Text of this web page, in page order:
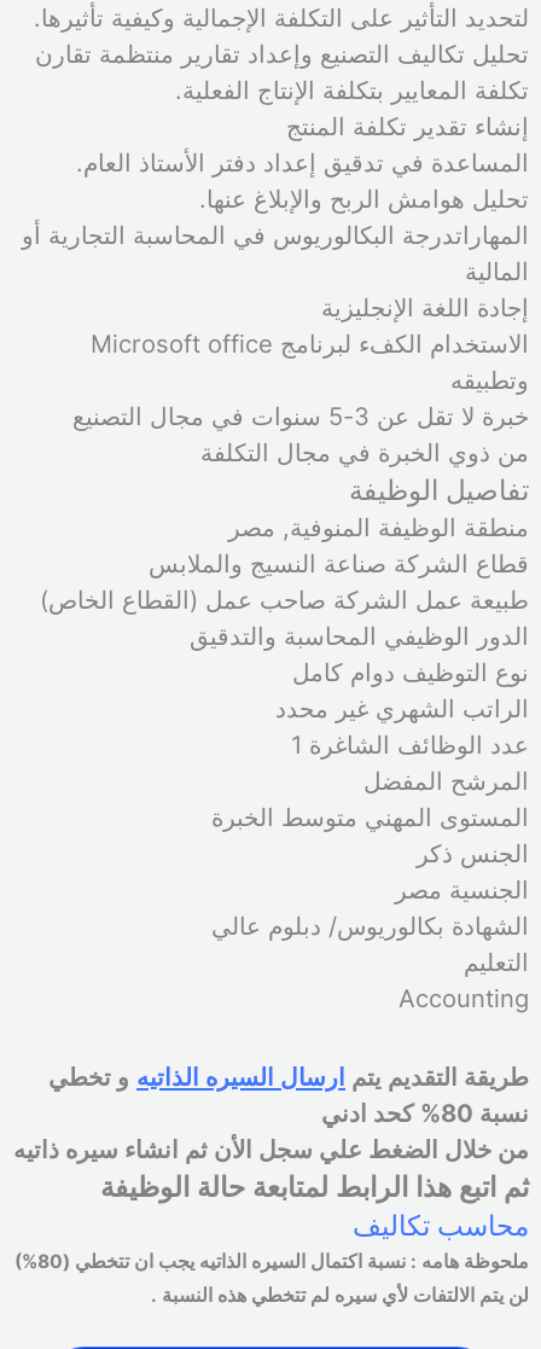
لتحديد التأثير على التكلفة الإجمالية وكيفية تأثيرها.
تحليل تكاليف التصنيع وإعداد تقارير منتظمة تقارن
تكلفة المعايير بتكلفة الإنتاج الفعلية.
إنشاء تقدير تكلفة المنتج
المساعدة في تدقيق إعداد دفتر الأستاذ العام.
تحليل هوامش الربح والإبلاغ عنها.
المهاراتدرجة البكالوريوس في المحاسبة التجارية أو
المالية
إجادة اللغة الإنجليزية
الاستخدام الكفء لبرنامج Microsoft office
وتطبيقه
خبرة لا تقل عن 3-5 سنوات في مجال التصنيع
من ذوي الخبرة في مجال التكلفة
تفاصيل الوظيفة
منطقة الوظيفة المنوفية, مصر
قطاع الشركة صناعة النسيج والملابس
طبيعة عمل الشركة صاحب عمل (القطاع الخاص)
الدور الوظيفي المحاسبة والتدقيق
نوع التوظيف دوام كامل
الراتب الشهري غير محدد
عدد الوظائف الشاغرة 1
المرشح المفضل
المستوى المهني متوسط الخبرة
الجنس ذكر
الجنسية مصر
الشهادة بكالوريوس/ دبلوم عالي
التعليم
Accounting
طريقة التقديم يتم ارسال السيره الذاتيه و تخطي
نسبة 80% كحد ادني
من خلال الضغط علي سجل الأن ثم انشاء سيره ذاتيه
ثم اتبع هذا الرابط لمتابعة حالة الوظيفة
محاسب تكاليف
ملحوظة هامه : نسبة اكتمال السيره الذاتيه يجب ان تتخطي (80%)
لن يتم الالتفات لأي سيره لم تتخطي هذه النسبة .